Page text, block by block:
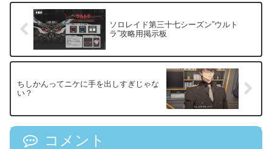
ソロレイド第三十七シーズン”ウルト
ラ”攻略用掲示板
ちしかんってニケに手を出しすぎじゃな
い？
コメント